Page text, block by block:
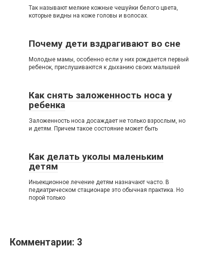
Так называют мелкие кожные чешуйки белого цвета,
которые видны на коже головы и волосах.
Почему дети вздрагивают во сне
Молодые мамы, особенно если у них рождается первый
ребенок, прислушиваются к дыханию своих малышей
Как снять заложенность носа у
ребенка
Заложенность носа досаждает не только взрослым, но
и детям. Причем такое состояние может быть
Как делать уколы маленьким
детям
Иньекционное лечение детям назначают часто. В
педиатрическом стационаре это обычная практика. Но
порой только
Комментарии: 3